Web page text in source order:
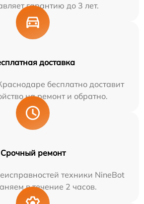
гарантию до 3 лет.
доставка
бесплатно доставит
на ремонт и обратно.
Срочный ремонт
техники NineBot
в течение 2 часов.